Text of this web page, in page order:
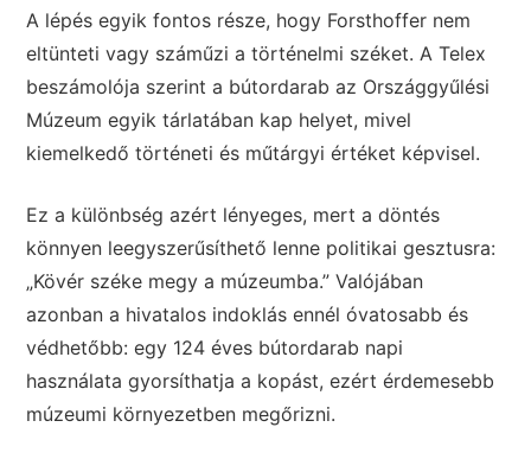
A lépés egyik fontos része, hogy Forsthoffer nem
eltünteti vagy száműzi a történelmi széket. A Telex
beszámolója szerint a bútordarab az Országgyűlési
Múzeum egyik tárlatában kap helyet, mivel
kiemelkedő történeti és műtárgyi értéket képvisel.
Ez a különbség azért lényeges, mert a döntés
könnyen leegyszerűsíthető lenne politikai gesztusra:
„Kövér széke megy a múzeumba.” Valójában
azonban a hivatalos indoklás ennél óvatosabb és
védhetőbb: egy 124 éves bútordarab napi
használata gyorsíthatja a kopást, ezért érdemesebb
múzeumi környezetben megőrizni.